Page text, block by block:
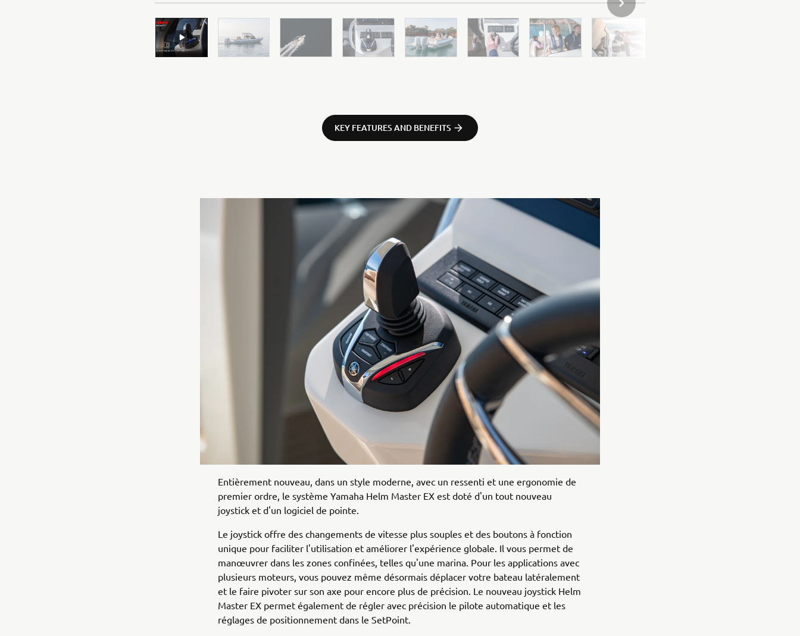
ARTICLE SUIVANT DE LA GALERIE
KEY FEATURES AND BENEFITS
Entièrement nouveau, dans un style moderne, avec un ressenti et une ergonomie de
premier ordre, le système Yamaha Helm Master EX est doté d'un tout nouveau
joystick et d'un logiciel de pointe.
Le joystick offre des changements de vitesse plus souples et des boutons à fonction
unique pour faciliter l'utilisation et améliorer l'expérience globale. Il vous permet de
manœuvrer dans les zones confinées, telles qu'une marina. Pour les applications avec
plusieurs moteurs, vous pouvez même désormais déplacer votre bateau latéralement
et le faire pivoter sur son axe pour encore plus de précision. Le nouveau joystick Helm
Master EX permet également de régler avec précision le pilote automatique et les
réglages de positionnement dans le SetPoint.